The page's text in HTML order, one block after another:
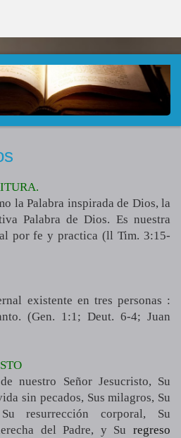
la Palabra inspirada de Dios, la
Palabra de Dios. Es nuestra
por fe y practica (ll Tim. 3:15-
existente en tres personas :
(Gen. 1:1; Deut. 6-4; Juan
nuestro Señor Jesucristo, Su
sin pecados, Sus milagros, Su
resurrección corporal, Su
del Padre, y Su regreso